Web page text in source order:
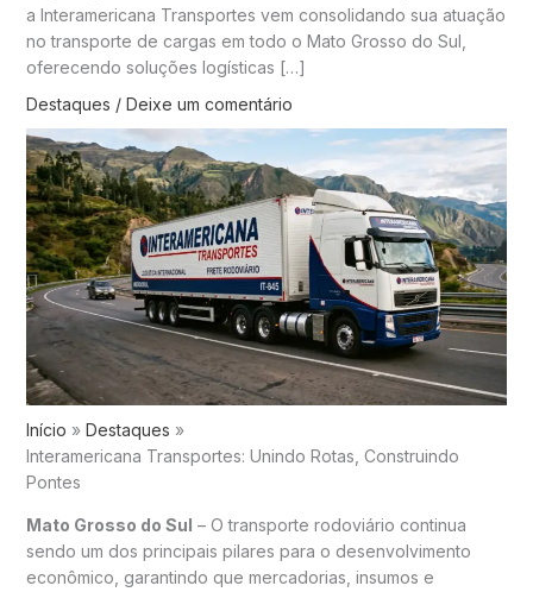
a Interamericana Transportes vem consolidando sua atuação
no transporte de cargas em todo o Mato Grosso do Sul,
oferecendo soluções logísticas […]
Destaques / Deixe um comentário
Início
Destaques
Interamericana Transportes: Unindo Rotas, Construindo
Pontes
Mato Grosso do Sul – O transporte rodoviário continua
sendo um dos principais pilares para o desenvolvimento
econômico, garantindo que mercadorias, insumos e